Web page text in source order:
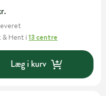
& Hent i13 centre
Læg i kurv